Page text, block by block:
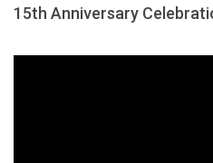
15th Anniversary